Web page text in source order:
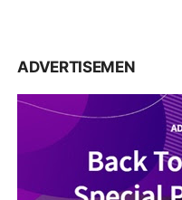
ADVERTISEMEN